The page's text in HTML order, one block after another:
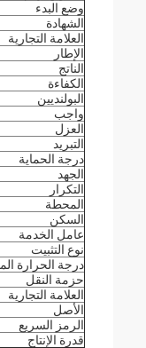
وضع البدء
الشهادة
العلامة التجارية
الإطار
الناتج
الكفاءة
البولنديين
واجب
العزل
التبريد
درجة الحماية
الجهد
التكرار
المحطة
السكن
عامل الخدمة
نوع التثبيت
درجة الحرارة
حزمة النقل
العلامة التجارية
الأصل
الرمز السريع
قدرة الإنتاج